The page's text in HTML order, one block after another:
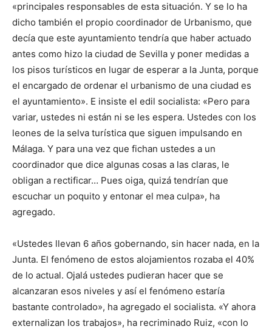
«principales responsables de esta situación. Y se lo ha
dicho también el propio coordinador de Urbanismo, que
decía que este ayuntamiento tendría que haber actuado
antes como hizo la ciudad de Sevilla y poner medidas a
los pisos turísticos en lugar de esperar a la Junta, porque
el encargado de ordenar el urbanismo de una ciudad es
el ayuntamiento». E insiste el edil socialista: «Pero para
variar, ustedes ni están ni se les espera. Ustedes con los
leones de la selva turística que siguen impulsando en
Málaga. Y para una vez que fichan ustedes a un
coordinador que dice algunas cosas a las claras, le
obligan a rectificar… Pues oiga, quizá tendrían que
escuchar un poquito y entonar el mea culpa», ha
agregado.
«Ustedes llevan 6 años gobernando, sin hacer nada, en la
Junta. El fenómeno de estos alojamientos rozaba el 40%
de lo actual. Ojalá ustedes pudieran hacer que se
alcanzaran esos niveles y así el fenómeno estaría
bastante controlado», ha agregado el socialista. «Y ahora
externalizan los trabajos», ha recriminado Ruiz, «con lo